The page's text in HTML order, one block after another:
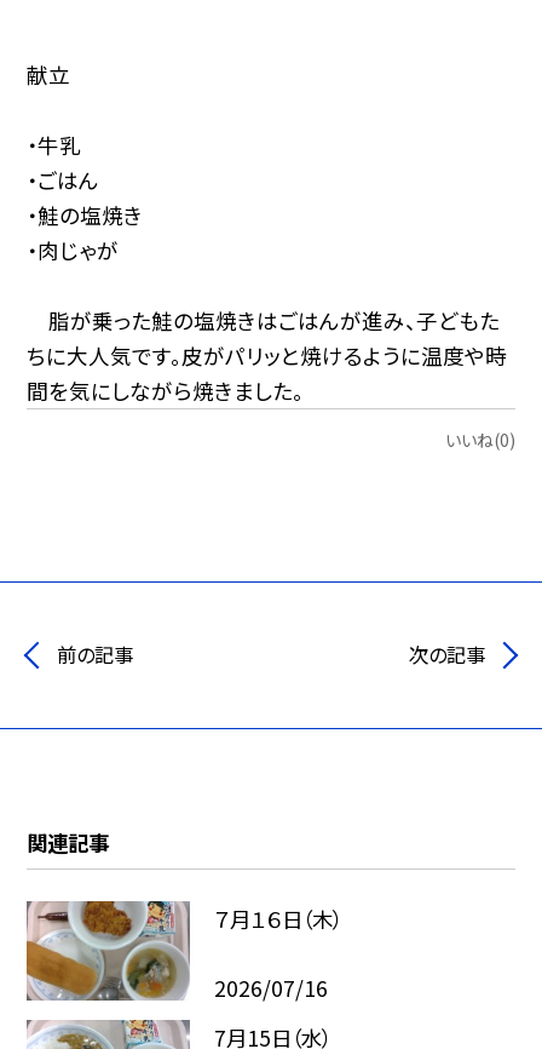
献立
・牛乳
・ごはん
・鮭の塩焼き
・肉じゃが
脂が乗った鮭の塩焼きはごはんが進み、子どもた
ちに大人気です。皮がパリッと焼けるように温度や時
間を気にしながら焼きました。
いいね(0)
前の記事 次の記事
関連記事
７月１６日（木）
2026/07/16
7月15日（水）